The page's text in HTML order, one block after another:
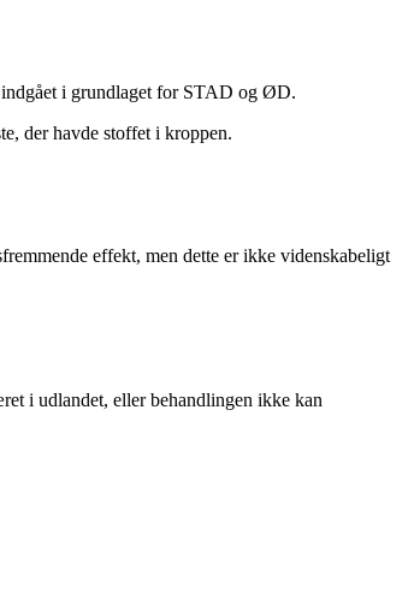
i grundlaget for STAD og ØD.
der havde stoffet i kroppen.
effekt, men dette er ikke videnskabeligt
i udlandet, eller behandlingen ikke kan